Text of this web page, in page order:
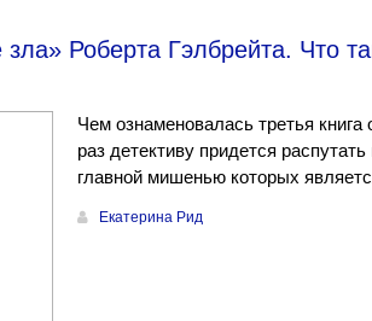
Роберта Гэлбрейта. Что
Чем ознаменовалась третья
раз детективу придется
главной мишенью которых
Екатерина Рид